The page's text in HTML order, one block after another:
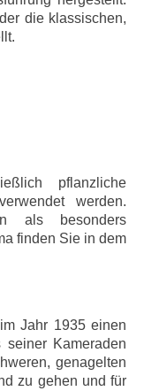
die klassischen,
pflanzliche
werden.
als besonders
finden Sie in dem
Jahr 1935 einen
Kameraden
genagelten
zu gehen und für